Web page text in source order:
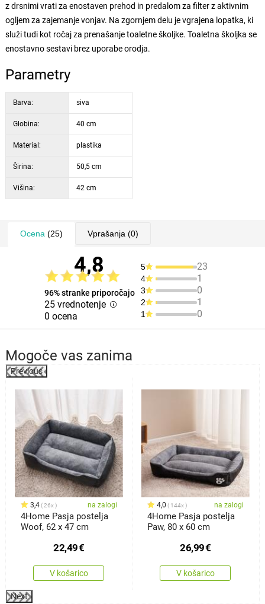
z drsnimi vrati za enostaven prehod in predalom za filter z aktivnim
ogljem za zajemanje vonjav. Na zgornjem delu je vgrajena lopatka, ki
služi tudi kot ročaj za prenašanje toaletne školjke. Toaletna školjka se
enostavno sestavi brez uporabe orodja.
Parametry
Barva: siva
Globina: 40 cm
Material: plastika
Širina: 50,5 cm
Višina: 42 cm
Ocena (25) Vprašanja (0)
4,8
96% stranke priporočajo
25 vrednotenje
0 ocena
5 23
4 1
3 0
2 1
1 0
Mogoče vas zanima
Previous
3,4 26x na zalogi
4Home Pasja postelja
Woof, 62 x 47 cm
22,49€
V košarico
4,0 144x na zalogi
4Home Pasja postelja
Paw, 80 x 60 cm
26,99€
V košarico
Next